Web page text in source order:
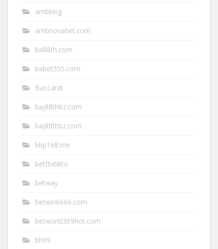
ambking
ambnovabet.com
ba88th.com
babet555.com
Baccarat
baj88thbz.com
baj88thbz.com
bbp168.me
betflixtikto
betway
betwin6666.com
betworld369hot.com
bh99